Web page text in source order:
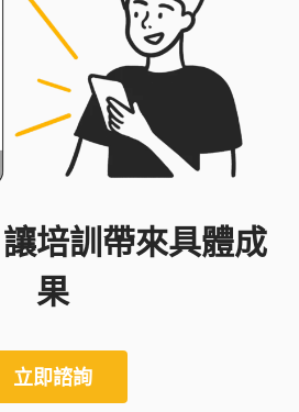
培訓帶來具體成
果
立即諮詢